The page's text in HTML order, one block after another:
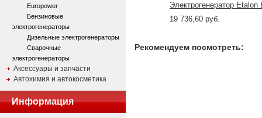
Europower
Бензиновые
электрогенераторы
Дизельные электрогенераторы
Сварочные
электрогенераторы
Аксессуары и запчасти
Автохимия и автокосметика
Информация
Электрогенератор Etalon
19 736,60 руб.
Рекомендуем посмотреть: